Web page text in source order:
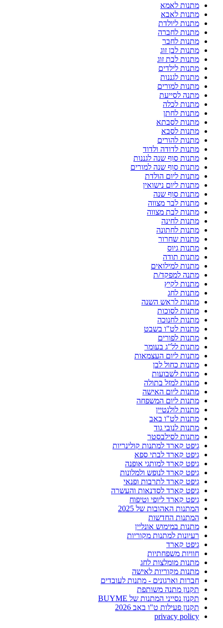
מתנות לאמא
מתנות לאבא
מתנות ליולדת
מתנות לחברה
מתנות לחבר
מתנות לבן זוג
מתנות לבת זוג
מתנות לילדים
מתנות לגננות
מתנות למורים
מתנה לסייעת
מתנות לכלה
מתנות לחתן
מתנות לסבתא
מתנות לסבא
מתנות להורים
מתנות לדודה ולדוד
מתנות סוף שנה לגננות
מתנות סוף שנה למורים
מתנות ליום הולדת
מתנות ליום נישואין
מתנות סוף שנה
מתנות לבר מצווה
מתנות לבת מצווה
מתנות לחינה
מתנות לחתונה
מתנות שחרור
מתנות גיוס
מתנות תודה
מתנות למילואים
מתנה למפקד/ת
מתנות לקיץ
מתנות לחג
מתנות לראש השנה
מתנות לסוכות
מתנות לחנוכה
מתנות לט"ו בשבט
מתנות לפורים
מתנות לל"ג בעומר
מתנות ליום העצמאות
מתנות כחול לבן
מתנות לשבועות
מתנות למזל בתולה
מתנות ליום האישה
מתנות ליום המשפחה
מתנות לולנטיין
מתנות לט"ו באב
מתנות לנובי גוד
מתנות לסילבסטר
גיפט קארד למתנות קולינריות
גיפט קארד לבתי ספא
גיפט קארד למותגי אופנה
גיפט קארד לנופש ולמלונות
גיפט קארד לתרבות ופנאי
גיפט קארד לסדנאות והעשרה
גיפט קארד ליופי וטיפוח
המתנות האהובות של 2025
המתנות החדשות
מתנות במימוש אונליין
רעיונות למתנות מקוריות
גיפט קארד
חוויות משפחתיות
מתנות מומלצות לחג
מתנות מקוריות לאישה
חברות וארגונים - מתנות לעובדים
תקנון מתנה משותפת
תקנון נסייני המתנות של BUYME
תקנון פעילות ט"ו באב 2026
privacy policy